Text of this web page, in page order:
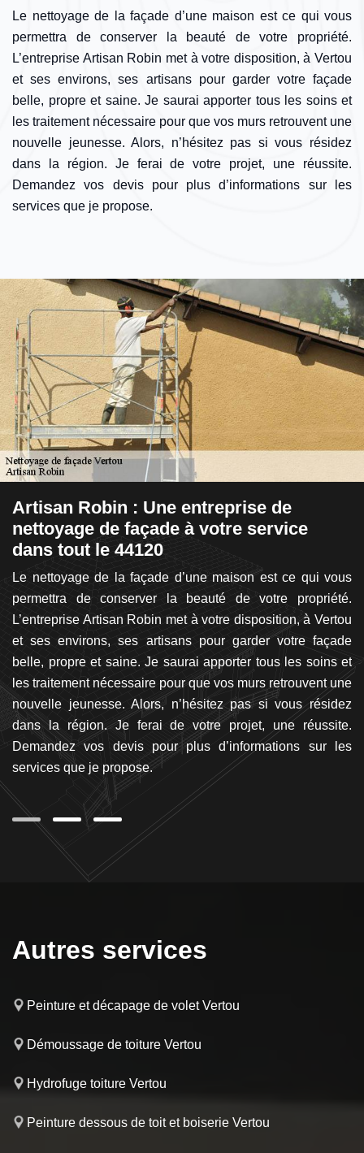
Le nettoyage de la façade d’une maison est ce qui vous
permettra de conserver la beauté de votre propriété.
L’entreprise Artisan Robin met à votre disposition, à Vertou
et ses environs, ses artisans pour garder votre façade
belle, propre et saine. Je saurai apporter tous les soins et
les traitement nécessaire pour que vos murs retrouvent une
nouvelle jeunesse. Alors, n’hésitez pas si vous résidez
dans la région. Je ferai de votre projet, une réussite.
Demandez vos devis pour plus d’informations sur les
services que je propose.
Artisan Robin : Une entreprise de
nettoyage de façade à votre service
dans tout le 44120
Le nettoyage de la façade d’une maison est ce qui vous
permettra de conserver la beauté de votre propriété.
L’entreprise Artisan Robin met à votre disposition, à Vertou
et ses environs, ses artisans pour garder votre façade
belle, propre et saine. Je saurai apporter tous les soins et
les traitement nécessaire pour que vos murs retrouvent une
nouvelle jeunesse. Alors, n’hésitez pas si vous résidez
dans la région. Je ferai de votre projet, une réussite.
Demandez vos devis pour plus d’informations sur les
services que je propose.
Autres services
Peinture et décapage de volet Vertou
Démoussage de toiture Vertou
Hydrofuge toiture Vertou
Peinture dessous de toit et boiserie Vertou